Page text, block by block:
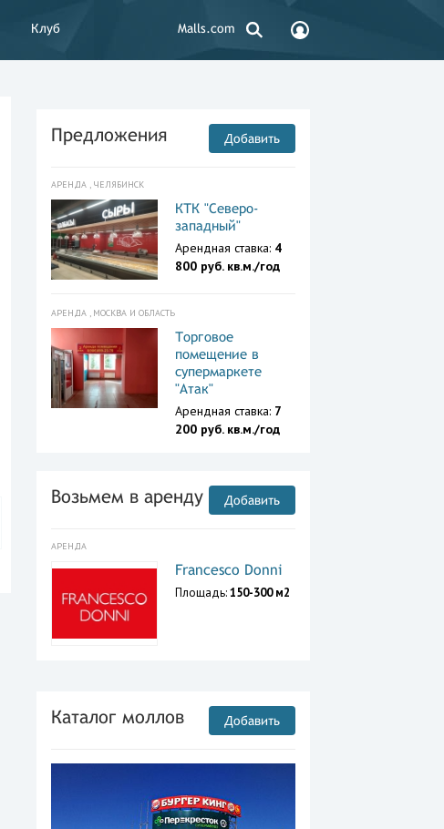
Клуб Malls.com
Предложения Добавить
АРЕНДА , ЧЕЛЯБИНСК
КТК "Северо-
западный"
Арендная ставка: 4
800 руб. кв.м./год
АРЕНДА , МОСКВА И ОБЛАСТЬ
Торговое
помещение в
супермаркете
"Атак"
Арендная ставка: 7
200 руб. кв.м./год
Возьмем в аренду Добавить
АРЕНДА
Francesco Donni
Площадь:150-300 м2
Каталог моллов Добавить